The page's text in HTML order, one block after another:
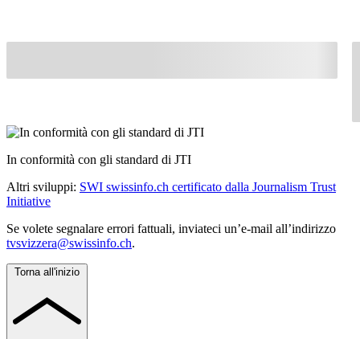
In conformità con gli standard di JTI
Altri sviluppi: SWI swissinfo.ch certificato dalla Journalism Trust
Initiative
Se volete segnalare errori fattuali, inviateci un’e-mail all’indirizzo
tvsvizzera@swissinfo.ch.
Torna all'inizio